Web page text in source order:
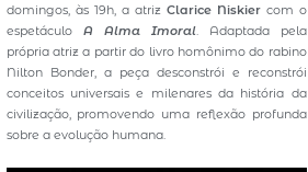
domingos, às 19h, a atriz Clarice Niskiercom o
espetáculo A Alma Imoral. Adaptada pela
própria atriz a partir do livro homônimo do rabino
Nilton Bonder, a peça desconstrói e reconstrói
conceitos universais e milenares da história da
civilização, promovendo uma reflexão profunda
sobre a evolução humana.